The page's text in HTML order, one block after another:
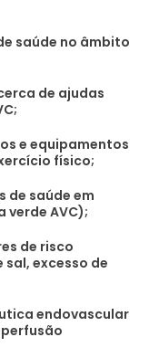
saúde no âmbito
de ajudas
e equipamentos
físico;
de saúde em
verde AVC);
de risco
excesso de
endovascular